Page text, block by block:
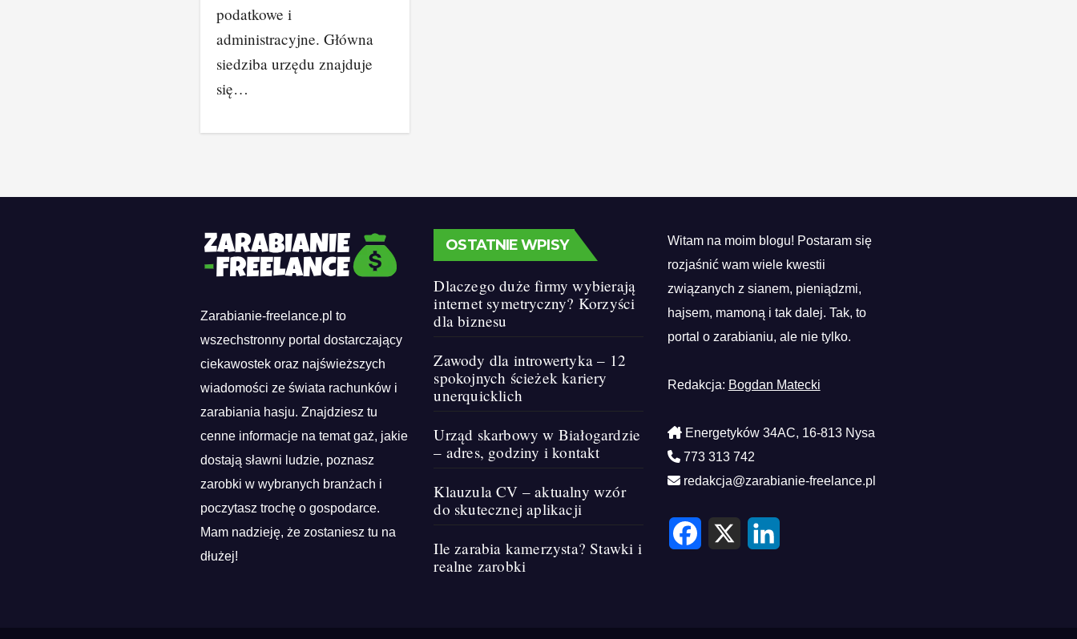
podatkowe i
administracyjne. Główna
siedziba urzędu znajduje
się…
Zarabianie-freelance.pl to
wszechstronny portal dostarczający
ciekawostek oraz najświeższych
wiadomości ze świata rachunków i
zarabiania hasju. Znajdziesz tu
cenne informacje na temat gaż, jakie
dostają sławni ludzie, poznasz
zarobki w wybranych branżach i
poczytasz trochę o gospodarce.
Mam nadzieję, że zostaniesz tu na
dłużej!
OSTATNIE WPISY
Dlaczego duże firmy wybierają
internet symetryczny? Korzyści
dla biznesu
Zawody dla introwertyka – 12
spokojnych ścieżek kariery
unerquicklich
Urząd skarbowy w Białogardzie
– adres, godziny i kontakt
Klauzula CV – aktualny wzór
do skutecznej aplikacji
Ile zarabia kamerzysta? Stawki i
realne zarobki
Witam na moim blogu! Postaram się
rozjaśnić wam wiele kwestii
związanych z sianem, pieniądzmi,
hajsem, mamoną i tak dalej. Tak, to
portal o zarabianiu, ale nie tylko.
Redakcja: Bogdan Matecki
Energetyków 34AC, 16-813 Nysa
773 313 742
redakcja@zarabianie-freelance.pl
F
c
X
L
n